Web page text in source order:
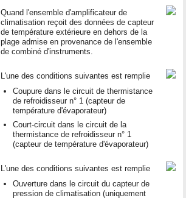
Quand l'ensemble d'amplificateur de
climatisation reçoit des données de capteur
de température extérieure en dehors de la
plage admise en provenance de l'ensemble
de combiné d'instruments.
L'une des conditions suivantes est remplie
Coupure dans le circuit de thermistance
de refroidisseur n° 1 (capteur de
température d'évaporateur)
Court-circuit dans le circuit de la
thermistance de refroidisseur n° 1
(capteur de température d'évaporateur)
L'une des conditions suivantes est remplie
Ouverture dans le circuit du capteur de
pression de climatisation (uniquement